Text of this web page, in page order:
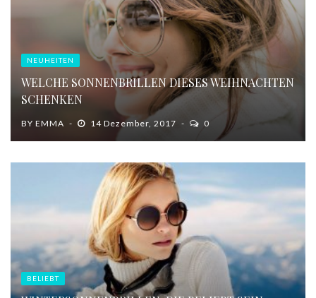
NEUHEITEN
WELCHE SONNENBRILLEN DIESES WEIHNACHTEN
SCHENKEN
BY EMMA 14 Dezember, 2017 0
BELIEBT